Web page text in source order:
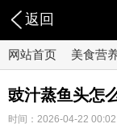
返回
网站首页 美食营
豉汁蒸鱼头怎
时间：2026-04-22